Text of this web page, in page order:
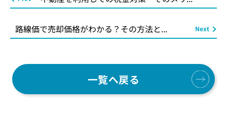
路線価で売却価格がわかる？その方法と...
一覧へ戻る